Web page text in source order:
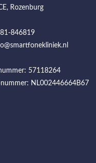
Rozenburg
846819
57118264
NL002446664B67